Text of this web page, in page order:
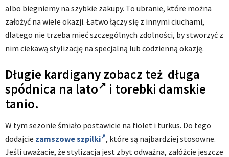
albo biegniemy na szybkie zakupy. To ubranie, które można
założyć na wiele okazji. Łatwo łączy się z innymi ciuchami,
dlatego nie trzeba mieć szczególnych zdolności, by stworzyć z
nim ciekawą stylizację na specjalną lub codzienną okazję.
Długie kardigany zobacz też długa
spódnica na lato
i torebki damskie
tanio.
W tym sezonie śmiało postawicie na fiolet i turkus. Do tego
dodajcie zamszowe szpilki , które są najbardziej stosowne.
Jeśli uważacie, że stylizacja jest zbyt odważna, załóżcie jeszcze